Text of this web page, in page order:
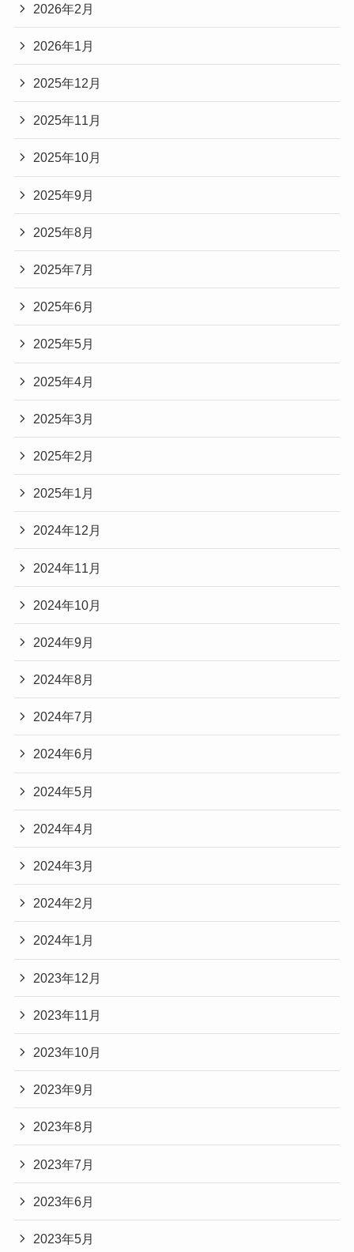
2026年2月
2026年1月
2025年12月
2025年11月
2025年10月
2025年9月
2025年8月
2025年7月
2025年6月
2025年5月
2025年4月
2025年3月
2025年2月
2025年1月
2024年12月
2024年11月
2024年10月
2024年9月
2024年8月
2024年7月
2024年6月
2024年5月
2024年4月
2024年3月
2024年2月
2024年1月
2023年12月
2023年11月
2023年10月
2023年9月
2023年8月
2023年7月
2023年6月
2023年5月